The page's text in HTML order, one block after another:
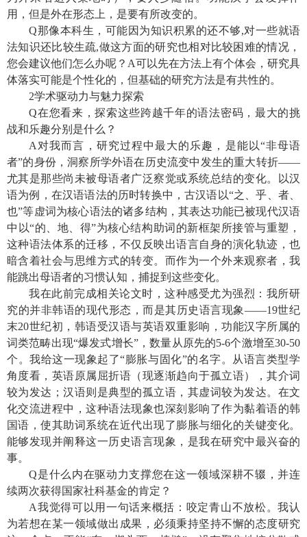
用，但是外在形态上，是要有所改变的。
Q那像本科生，可能因为知识积累的还不够,对一些就语
法知识还比较生疏,做这方面的研究也相对比较困难的情况，
您会建议他们怎么办呢？ A可以先在方法上有个体会，研究具
体落实可能是个性化的，但基础的研究方法是有共性的。
2学术驱动力与魅力探索
Q在您看来，探索这些跨越千年的语法密码，最大的挑
战和乐趣分别是什么？
A 对我而言，研究过程中最大的乐趣，是能以“非母语
者”的身份，洞察所学外语在历史流变中发生的重大转折——
尤其是那些尚未被母语者广泛察觉或系统总结的变化。以汉
语为例，在汉语语法的历时转换中，古汉语以“之、乎、者、
也”等虚词为核心语法的诸多结构，其表达功能已被现代汉语
中以“的、地、得”为核心结构助词的新框架所接管与重塑，
这种语法体系的迁移，不仅反映出语言自身的演化轨迹，也
暗含着社会与思维方式的转变。而作为一个外来观察者，我
能跳出母语者的习惯认知，捕捉到这些变化。
我在此前完成相关论文时，这种感受尤为强烈：我所研
究的并非韩语的现代形态，而是其历史语言现象——19世纪
末20世纪初，韩语受汉语与英语双重影响，功能汉字所属的
词类范畴出现“爆发式增长”，数量从原先的5-6个激增至30-50
个。我给这一现象起了“膨胀与固化”的名字。从语言类型学
角度看，英语原属屈折语（现逐渐趋向于孤立语），其介词
较为发达；汉语则是典型的孤立语，其虚词较为发达。在文
化交流进程中，这种语法现象也深刻影响了作为黏着语的韩
国语，使其助词系统在近代出现了膨胀与细化的关键变化。
能够发现并阐释这一历史语言现象，是我在研究中最兴奋的
事。
Q是什么内在驱动力支撑您在这一领域深耕不辍，并连
续两次获得国家社科基金的肯定？
A我觉得可以用一句话来概括：咬定青山不放松。我认
为若想在某一领域做出成果，必须秉持坚持不懈的态度研究